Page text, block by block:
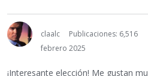
claalc
Publicaciones: 6,516
febrero 2025
¡Interesante elección! Me gustan